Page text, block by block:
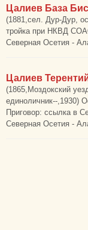
Цалиев База
(1881,сел. Дур-Дур,
тройка при НКВД
Северная Осетия -
Цалиев
(1865,Моздокский
единоличник--,1930)
Приговор: ссылка в
Северная Осетия -